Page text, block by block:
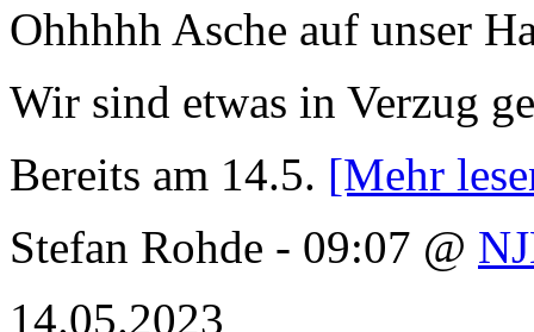
Ohhhhh Asche auf unser
Wir sind etwas in Verzug
Bereits am 14.5. [Mehr
Stefan Rohde - 09:07 @
14.05.2023